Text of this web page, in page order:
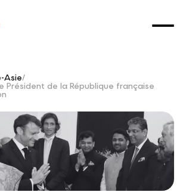
Asie/
Président de la République française